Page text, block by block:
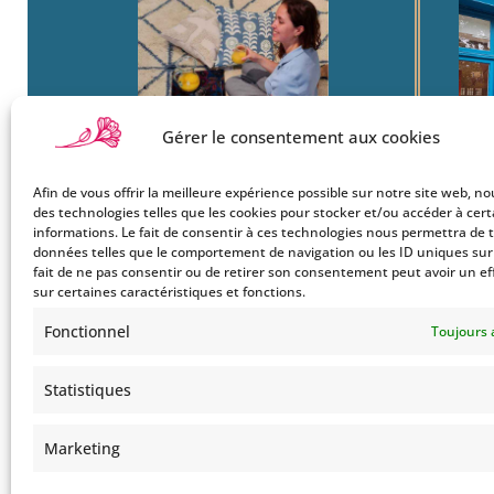
Gérer le consentement aux cookies
Afin de vous offrir la meilleure expérience possible sur notre site web,
des technologies telles que les cookies pour stocker et/ou accéder à
informations. Le fait de consentir à ces technologies nous permettra de
données telles que le comportement de navigation ou les ID uniques sur
fait de ne pas consentir ou de retirer son consentement peut avoir un
sur certaines caractéristiques et fonctions.
Fonctionnel Toujours
Statistiques
Marketing
Boutique
Mon Compte
Le Style Bohemians
22